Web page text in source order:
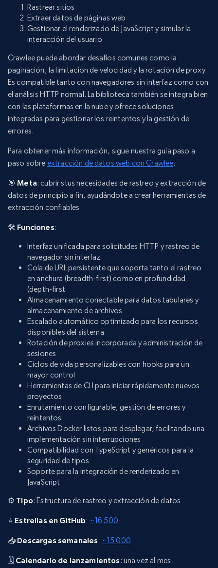
Rastrear sitios
Extraer datos de páginas web
Gestionar el renderizado de JavaScript y simular la
interacción del usuario
Crawlee puede abordar desafíos comunes como la
paginación, la limitación de velocidad y la rotación de proxy.
Es compatible tanto con navegadores sin interfaz como con
el análisis HTTP normal. La biblioteca también se integra bien
con las plataformas en la nube y ofrece soluciones
integradas para gestionar los reintentos y la gestión de
errores.
Para obtener más información, sigue nuestra guía paso a
paso sobre extracción de datos web con Crawlee.
🎯Meta: cubrir stus necesidades de rastreo y extracción de
datos de principio a fin, ayudándote a crear herramientas de
extracción confiables
🛠️ Funciones:
Interfaz unificada para solicitudes HTTP y rastreo de
navegador sin interfaz
Cola de URL persistente que soporta tanto el rastreo
en anchura (breadth-first) como en profundidad
(depth-first
Almacenamiento conectable para datos tabulares y
almacenamiento de archivos
Escalado automático optimizado para los recursos
disponibles del sistema
Rotación de proxies incorporada y administración de
sesiones
Ciclos de vida personalizables con hooks para un
mayor control
Herramientas de CLI para iniciar rápidamente nuevos
proyectos
Enrutamiento configurable, gestión de errores y
reintentos
Archivos Docker listos para desplegar, facilitando una
implementación sin interrupciones
Compatibilidad con TypeScript y genéricos para la
seguridad de tipos
Soporte para la integración de renderizado en
JavaScript
⚙️ Tipo: Estructura de rastreo y extracción de datos
⭐ Estrellas en GitHub: ~16 500
📥 Descargas semanales: ~15 000
🗓️ Calendario de lanzamientos : una vez al mes